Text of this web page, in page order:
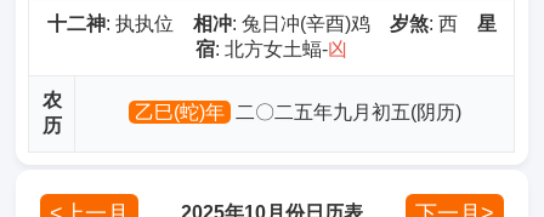
十二神: 执执位 相冲: 兔日冲(辛酉)鸡 岁煞: 西 星
宿: 北方女土蝠-凶
农
历
乙巳(蛇)年 二〇二五年九月初五(阴历)
2025年10月份日历表